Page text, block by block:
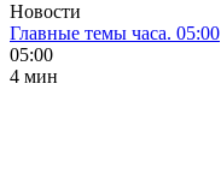
Новости
Главные темы часа. 05:00
05:00
4 мин